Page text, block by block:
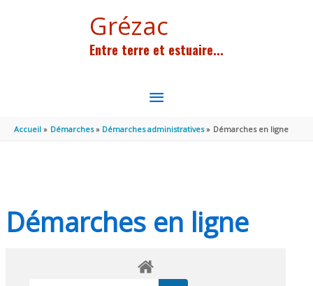
Grézac
Entre terre et estuaire...
MENU
PRINCIPAL
Accueil Démarches Démarches administratives Démarches en ligne
Démarches en ligne